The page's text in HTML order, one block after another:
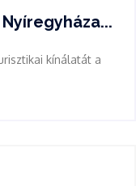
kínálatát a